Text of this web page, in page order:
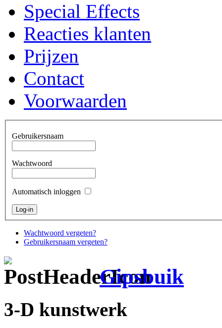
Special Effects
Reacties klanten
Prijzen
Contact
Voorwaarden
Gebruikersnaam
Wachtwoord
Automatisch inloggen
Wachtwoord vergeten?
Gebruikersnaam vergeten?
Gipsbuik
3-D kunstwerk